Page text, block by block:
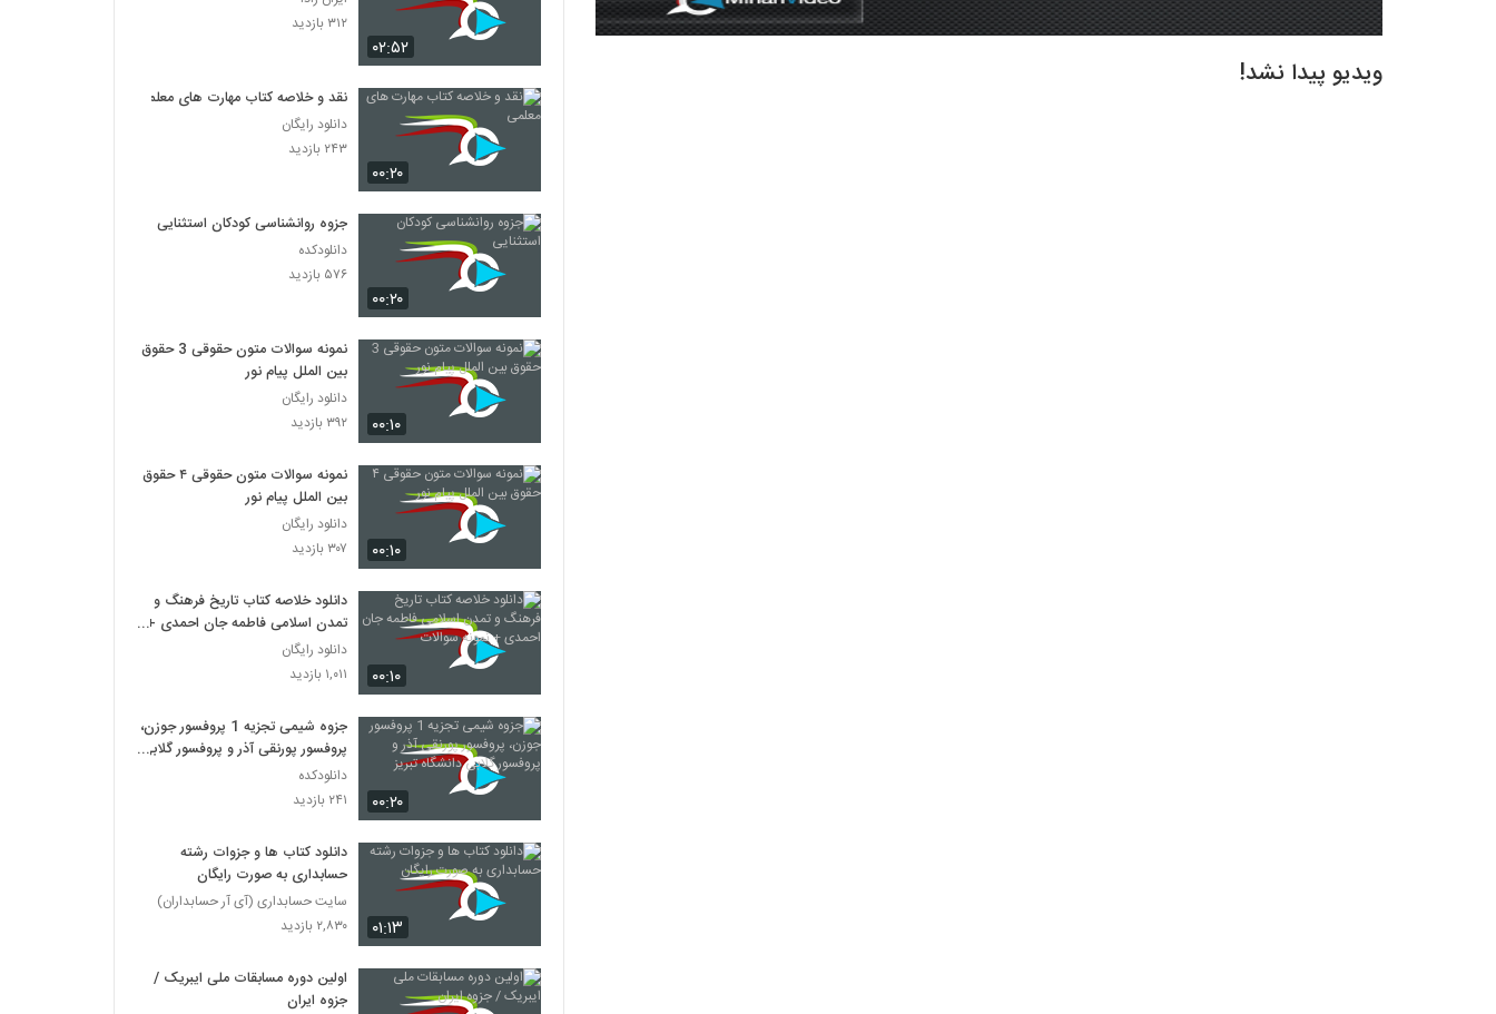
ویدیو پیدا نشد!
۰۲:۵۲
۳۱۲ بازدید
۰۰:۲۰
نقد و خلاصه کتاب مهارت های معلمی
دانلود رایگان
۲۴۳ بازدید
۰۰:۲۰
جزوه روانشناسی کودکان استثنایی
دانلودکده
۵۷۶ بازدید
۰۰:۱۰
نمونه سوالات متون حقوقی 3 حقوق
بین الملل پیام نور
دانلود رایگان
۳۹۲ بازدید
۰۰:۱۰
نمونه سوالات متون حقوقی ۴ حقوق
بین الملل پیام نور
دانلود رایگان
۳۰۷ بازدید
۰۰:۱۰
دانلود خلاصه کتاب تاریخ فرهنگ و
تمدن اسلامی فاطمه جان احمدی +
نمونه سوالات
دانلود رایگان
۱,۰۱۱ بازدید
۰۰:۲۰
جزوه شیمی تجزیه 1 پروفسور جوزن،
پروفسور پورنقی آذر و پروفسور گلابی
دانشگاه تبریز
دانلودکده
۲۴۱ بازدید
۰۱:۱۳
دانلود کتاب ها و جزوات رشته
حسابداری به صورت رایگان
سایت حسابداری (آی آر حسابداران)
۲,۸۳۰ بازدید
اولین دوره مسابقات ملی ایبریک /
جزوه ایران